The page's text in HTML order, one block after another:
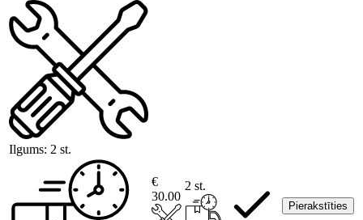
Ilgums: 2 st.
€
30.00
2 st.
Pierakstīties